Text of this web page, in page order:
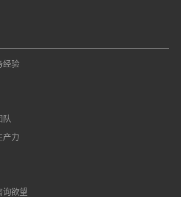
经验
队
产力
询欲望